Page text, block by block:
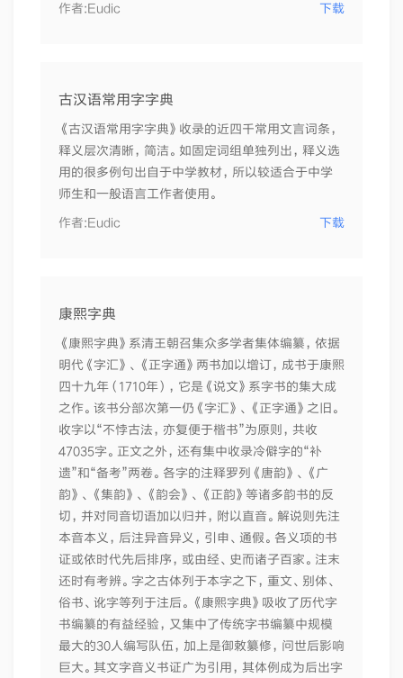
作者:Eudic 下载
古汉语常用字字典
《古汉语常用字字典》收录的近四千常用文言词条，
释义层次清晰，简洁。如固定词组单独列出，释义选
用的很多例句出自于中学教材，所以较适合于中学
师生和一般语言工作者使用。
作者:Eudic 下载
康熙字典
《康熙字典》系清王朝召集众多学者集体编纂，依据
明代《字汇》、《正字通》两书加以增订，成书于康熙
四十九年（1710年），它是《说文》系字书的集大成
之作。该书分部次第一仍《字汇》、《正字通》之旧。
收字以“不悖古法，亦复便于楷书”为原则，共收
47035字。正文之外，还有集中收录冷僻字的“补
遗”和“备考”两卷。各字的注释罗列《唐韵》、《广
韵》、《集韵》、《韵会》、《正韵》等诸多韵书的反
切，并对同音切语加以归并，附以直音。解说则先注
本音本义，后注异音异义，引申、通假。各义项的书
证或依时代先后排序，或由经、史而诸子百家。注末
还时有考辨。字之古体列于本字之下，重文、别体、
俗书、讹字等列于注后。《康熙字典》吸收了历代字
书编纂的有益经验，又集中了传统字书编纂中规模
最大的30人编写队伍，加上是御敕纂修，问世后影响
巨大。其文字音义书证广为引用，其体例成为后出字